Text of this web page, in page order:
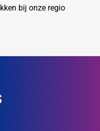
bij onze regio